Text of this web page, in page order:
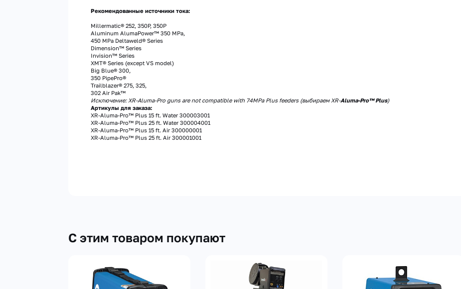
Рекомендованные источники тока:
Millermatic® 252, 350P, 350P
Aluminum AlumaPower™ 350 MPa,
450 MPa Deltaweld® Series
Dimension™ Series
Invision™ Series
XMT® Series (except VS model)
Big Blue® 300,
350 PipePro®
Trailblazer® 275, 325,
302 Air Pak™
Исключение: XR-Aluma-Pro guns are not compatible with 74MPa Plus feeders (выбираем XR-Aluma-Pro™ Plus)
Артикулы для заказа:
XR-Aluma-Pro™ Plus 15 ft. Water 300003001
XR-Aluma-Pro™ Plus 25 ft. Water 300004001
XR-Aluma-Pro™ Plus 15 ft. Air 300000001
XR-Aluma-Pro™ Plus 25 ft. Air 300001001
С этим товаром покупают